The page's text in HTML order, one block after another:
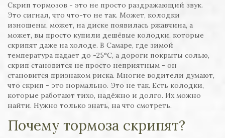
Скрип тормозов - это не просто раздражающий звук.
Это сигнал, что что-то не так. Может, колодки
изношены, может, на диске появилась ржавчина, а
может, вы просто купили дешёвые колодки, которые
скрипят даже на холоде. В Самаре, где зимой
температура падает до -25°C, а дороги покрыты солью,
скрип становится не просто неприятным - он
становится признаком риска. Многие водители думают,
что скрип - это нормально. Это не так. Есть колодки,
которые работают тихо, надёжно и долго. Их можно
найти. Нужно только знать, на что смотреть.
Почему тормоза скрипят?